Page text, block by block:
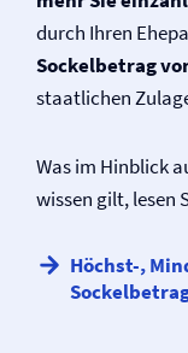
durch Ihren
Sockelbetrag
staatlichen
Was im Hinblick
wissen gilt, lesen
Höchst-,